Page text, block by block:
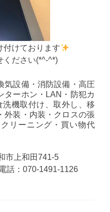
付けております
ください(*^-^*)
気設備・消防設備・高圧
ターホン・LAN・防犯カ
洗機取付け、取外し、移
外装・内装・クロスの張
リーニング・買い物代
上和田741-5
：070-1491-1126